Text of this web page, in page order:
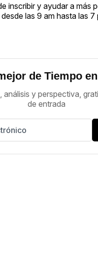
inscribir y ayudar a
las 9 am hasta las
de Tiempo
análisis y perspectiva,
de entrada